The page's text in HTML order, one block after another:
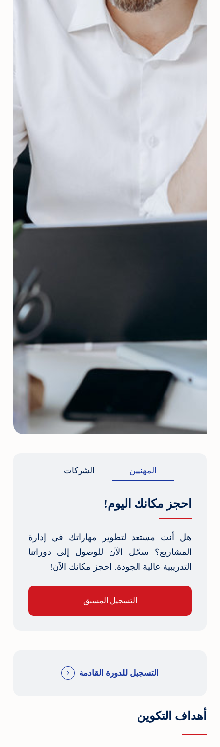
أهداف التكوين
المهنيين الشركات
احجز مكانك اليوم!
هل أنت مستعد لتطوير مهاراتك في إدارة
المشاريع؟ سجّل الآن للوصول إلى دوراتنا
التدريبية عالية الجودة. احجز مكانك الآن!
التسجيل المسبق
التسجيل للدورة القادمة